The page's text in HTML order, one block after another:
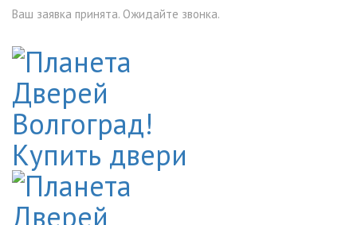
Ваш заявка принята. Ожидайте звонка.